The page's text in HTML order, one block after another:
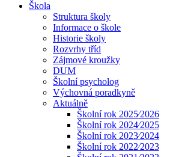
Škola
Struktura školy
Informace o škole
Historie školy
Rozvrhy tříd
Zájmové kroužky
DUM
Školní psycholog
Výchovná poradkyně
Aktuálně
Školní rok 2025⁄2026
Školní rok 2024⁄2025
Školní rok 2023⁄2024
Školní rok 2022⁄2023